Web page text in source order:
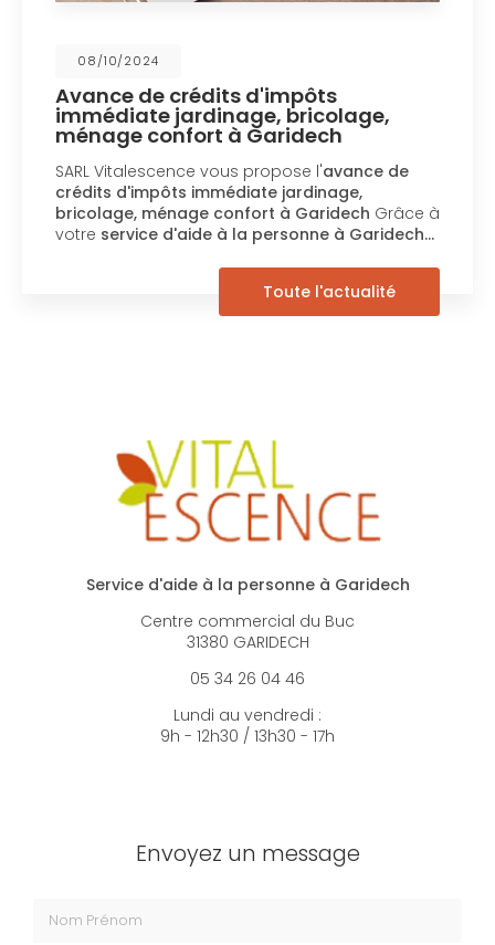
08/10/2024
Avance de crédits d'impôts
immédiate jardinage, bricolage,
ménage confort à Garidech
SARL Vitalescence vous propose l'avance de
crédits d'impôts immédiate jardinage,
bricolage, ménage confort à GaridechGrâce à
votreservice d'aide à la personne à Garidech…
Toute l'actualité
Service d'aide à la personne à Garidech
Centre commercial du Buc
31380 GARIDECH
05 34 26 04 46
Lundi au vendredi :
9h - 12h30 / 13h30 - 17h
Envoyez un message